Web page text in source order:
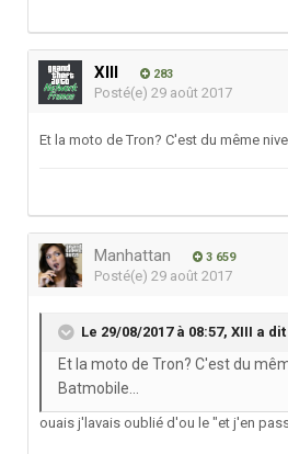
XIII 283
Posté(e) 29 août 2017
Et la moto de Tron? C'est du même
Manhattan 3 659
Posté(e) 29 août 2017
Le 29/08/2017 à 08:57, XIII a dit
Et la moto de Tron? C'est du
Batmobile...
ouais j'lavais oublié d'ou le "et j'en